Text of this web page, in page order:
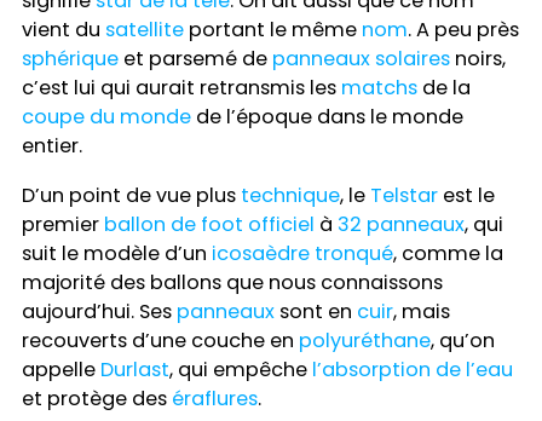
vient du satelliteportant le même nom. A peu près
sphériqueet parsemé de panneaux solairesnoirs,
c’est lui qui aurait retransmis les matchsde la
coupe du monde de l’époque dans le monde
entier.
D’un point de vue plus technique, le Telstarest le
premier ballon de foot officiel à 32 panneaux, qui
suit le modèle d’un icosaèdre tronqué, comme la
majorité des ballons que nous connaissons
aujourd’hui. Ses panneauxsont en cuir, mais
recouverts d’une couche en polyuréthane, qu’on
appelle Durlast, qui empêche l’absorption de l’eau
et protège des éraflures.